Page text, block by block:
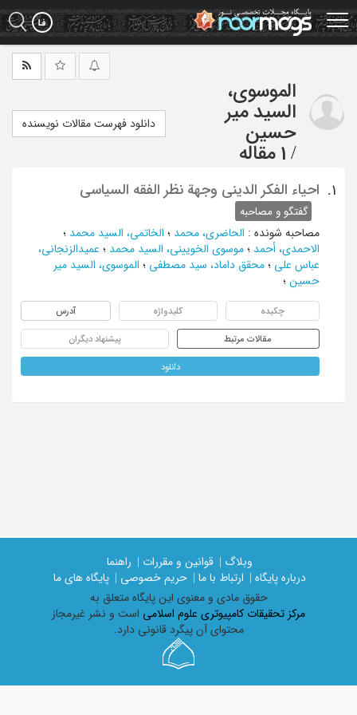
Skip
to
main
الموسوی،
السید میر
حسین
/ 1 مقاله
دانلود فهرست مقالات نویسنده
1. احیاء الفکر الدینی وجهة نظر الفقه السیاسی
گفتگو و مصاحبه
مصاحبه شونده : الحاضری، محمد ؛ الخاتمی، السید محمد ؛
الاحمدی، أحمد ؛ موسوی الخویینی، السید محمد ؛ عمیدالزنجانی،
عباس علی ؛ محقق داماد، سید مصطفی ؛ الموسوی، السید میر
حسین ؛
چکیده کلیدواژه آدرس
مقالات مرتبط پیشنهاد دیگران
دانلود
وبلاگ | قوانین و مقررات |
راهنما
درباره پایگاه |
ارتباط با ما | حریم خصوصی |
پایگاه های ما
حقوق مادی و معنوی اين پايگاه متعلق به
مرکز تحقیقات کامپیوتری علوم اسلامی است و نشر غیرمجاز
محتوای آن پیگرد قانونی دارد.